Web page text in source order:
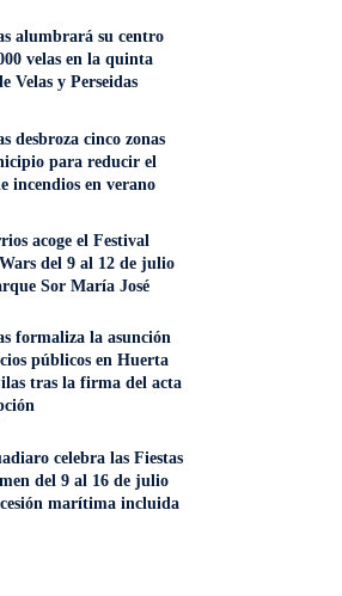
alumbrará su centro
velas en la quinta
Velas y Perseidas
desbroza cinco zonas
para reducir el
incendios en verano
acoge el Festival
del 9 al 12 de julio
Sor María José
formaliza la asunción
públicos en Huerta
tras la firma del acta
celebra las Fiestas
del 9 al 16 de julio
marítima incluida